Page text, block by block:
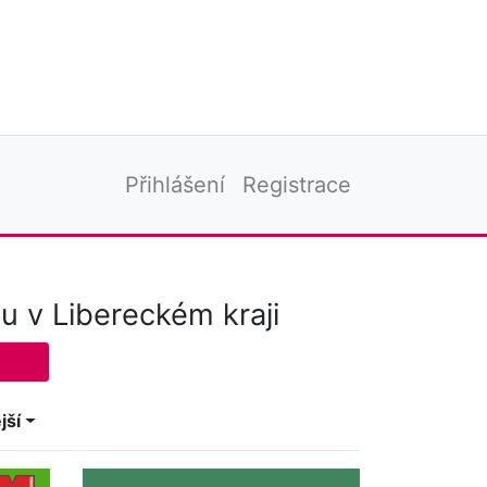
Přihlášení Registrace
v Libereckém kraji